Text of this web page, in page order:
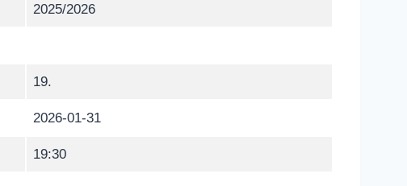
2025/2026
19.
2026-01-31
19:30